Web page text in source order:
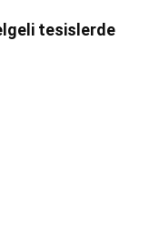
tesislerde